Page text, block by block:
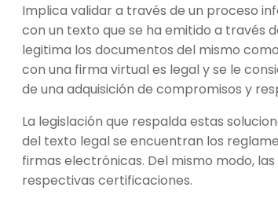
Implica validar a través de un proceso
con un texto que se ha emitido a través
legitima los documentos del mismo
con una firma virtual es legal y se le
de una adquisición de compromisos y
La legislación que respalda estas
del texto legal se encuentran los
firmas electrónicas. Del mismo modo,
respectivas certificaciones.